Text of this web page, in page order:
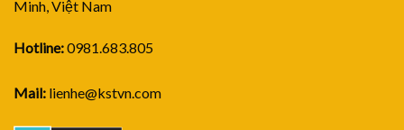
Minh, Việt Nam
Hotline:0981.683.805
Mail: lienhe@kstvn.com